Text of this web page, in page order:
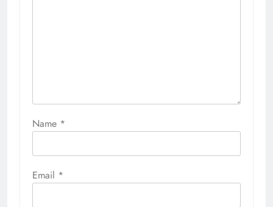
Name *
Email *